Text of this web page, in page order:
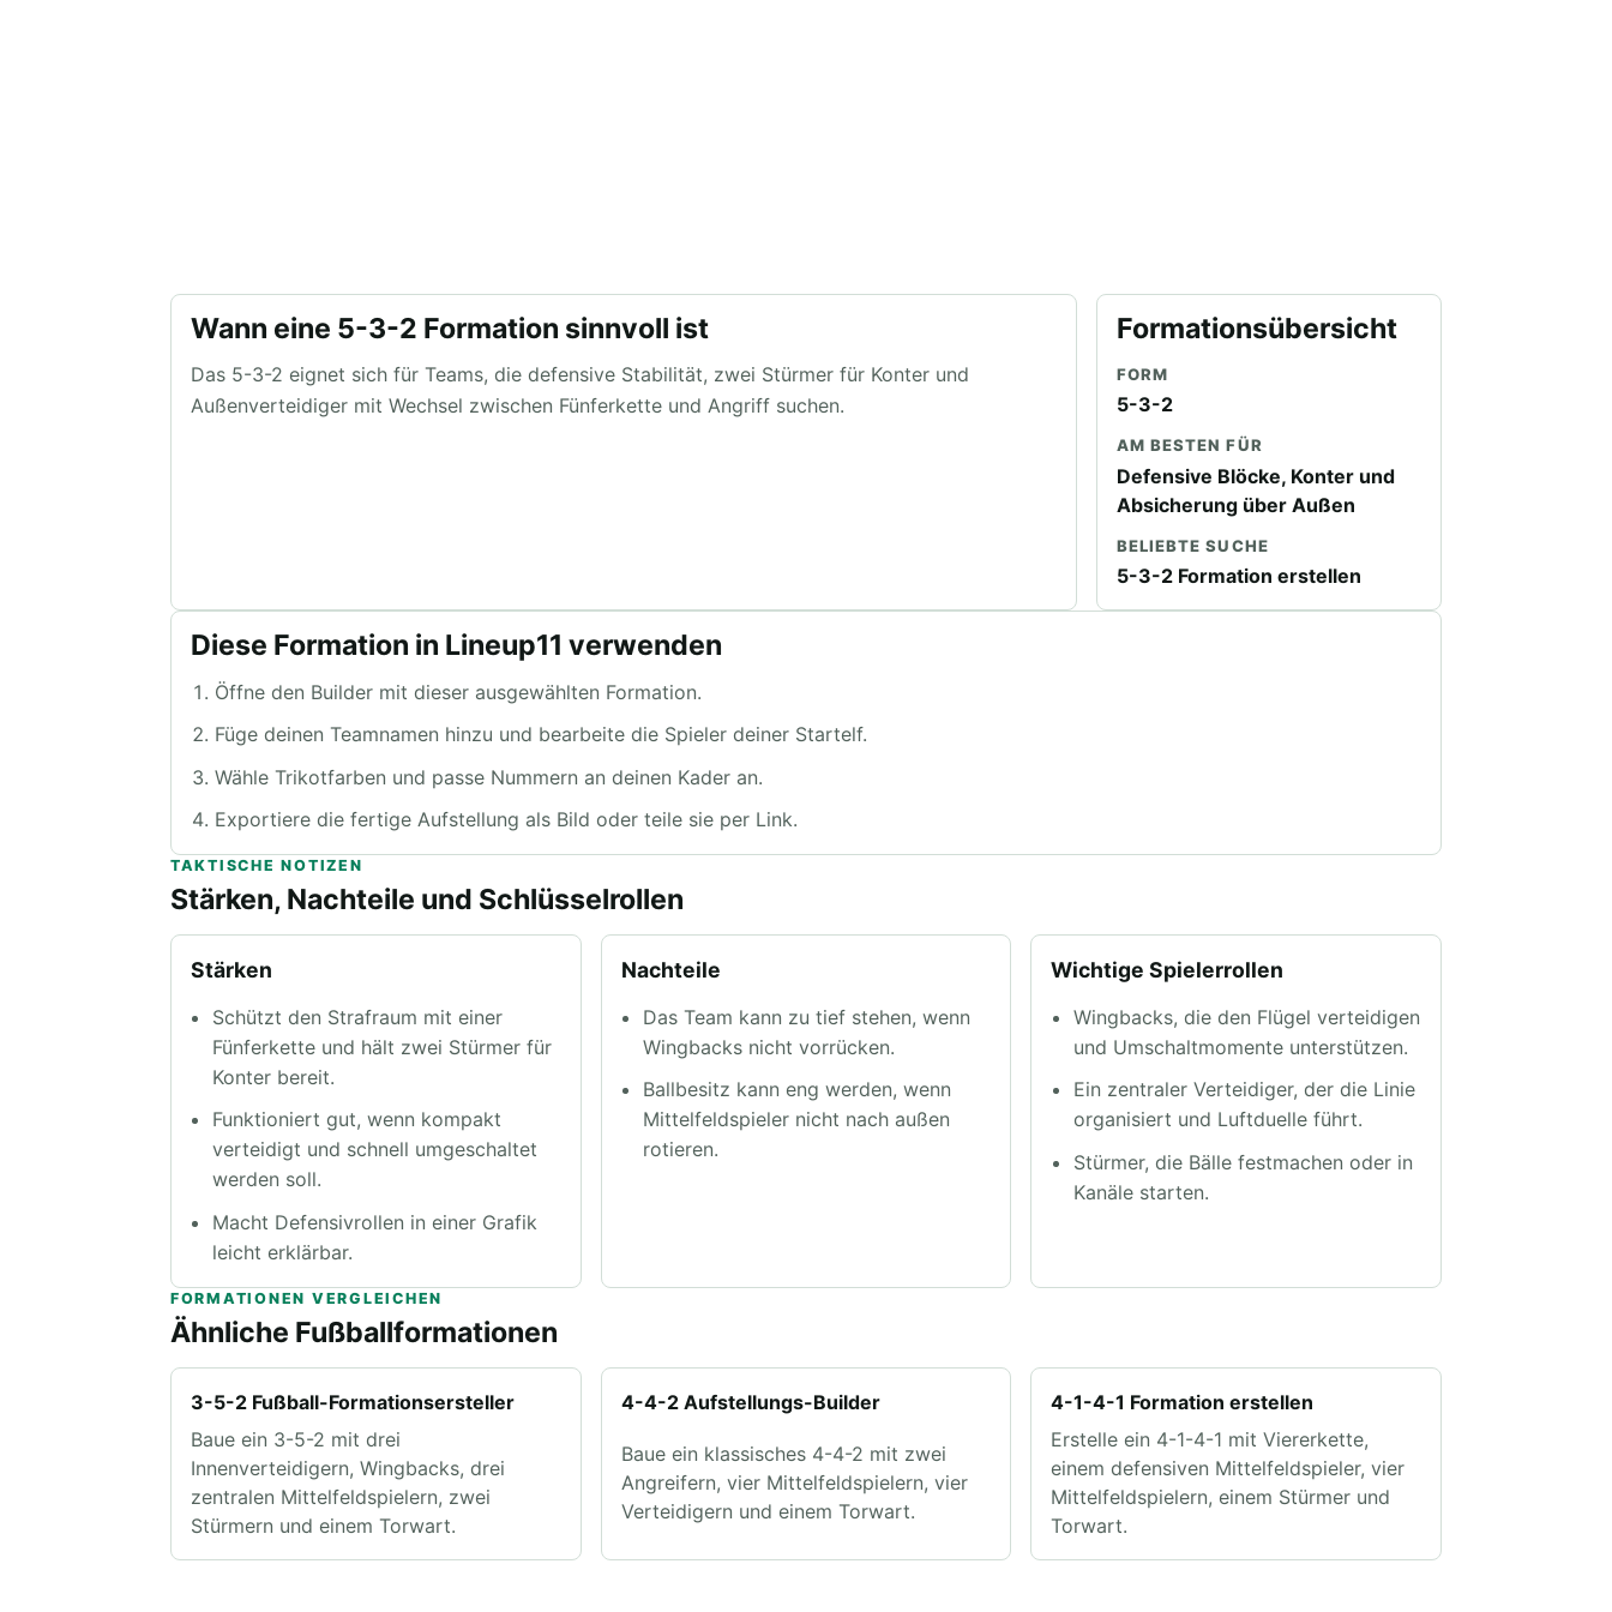
Wann eine 5-3-2 Formation sinnvoll ist
Das 5-3-2 eignet sich für Teams, die defensive Stabilität, zwei Stürmer für Konter und
Außenverteidiger mit Wechsel zwischen Fünferkette und Angriff suchen.
Formationsübersicht
FORM
5-3-2
AM BESTEN FÜR
Defensive Blöcke, Konter und
Absicherung über Außen
BELIEBTE SUCHE
5-3-2 Formation erstellen
Diese Formation in Lineup11 verwenden
Öffne den Builder mit dieser ausgewählten Formation.
Füge deinen Teamnamen hinzu und bearbeite die Spieler deiner Startelf.
Wähle Trikotfarben und passe Nummern an deinen Kader an.
Exportiere die fertige Aufstellung als Bild oder teile sie per Link.
TAKTISCHE NOTIZEN
Stärken, Nachteile und Schlüsselrollen
Stärken
Schützt den Strafraum mit einer
Fünferkette und hält zwei Stürmer für
Konter bereit.
Funktioniert gut, wenn kompakt
verteidigt und schnell umgeschaltet
werden soll.
Macht Defensivrollen in einer Grafik
leicht erklärbar.
Nachteile
Das Team kann zu tief stehen, wenn
Wingbacks nicht vorrücken.
Ballbesitz kann eng werden, wenn
Mittelfeldspieler nicht nach außen
rotieren.
Wichtige Spielerrollen
Wingbacks, die den Flügel verteidigen
und Umschaltmomente unterstützen.
Ein zentraler Verteidiger, der die Linie
organisiert und Luftduelle führt.
Stürmer, die Bälle festmachen oder in
Kanäle starten.
FORMATIONEN VERGLEICHEN
Ähnliche Fußballformationen
3-5-2 Fußball-Formationsersteller
Baue ein 3-5-2 mit drei
Innenverteidigern, Wingbacks, drei
zentralen Mittelfeldspielern, zwei
Stürmern und einem Torwart.
4-4-2 Aufstellungs-Builder
Baue ein klassisches 4-4-2 mit zwei
Angreifern, vier Mittelfeldspielern, vier
Verteidigern und einem Torwart.
4-1-4-1 Formation erstellen
Erstelle ein 4-1-4-1 mit Viererkette,
einem defensiven Mittelfeldspieler, vier
Mittelfeldspielern, einem Stürmer und
Torwart.